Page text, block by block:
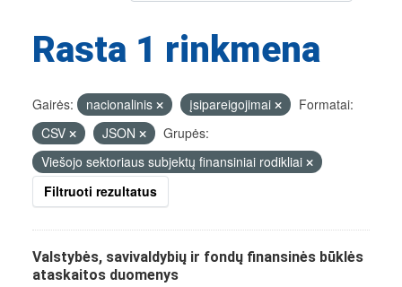
Rasta 1 rinkmena
Gairės: nacionalinis įsipareigojimai
Formatai:
CSV
JSON
Grupės:
Viešojo sektoriaus subjektų finansiniai rodikliai
Filtruoti rezultatus
Valstybės, savivaldybių ir fondų finansinės būklės
ataskaitos duomenys